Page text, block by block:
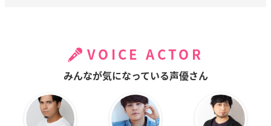
VOICE ACTOR
みんなが気になっている声優さん